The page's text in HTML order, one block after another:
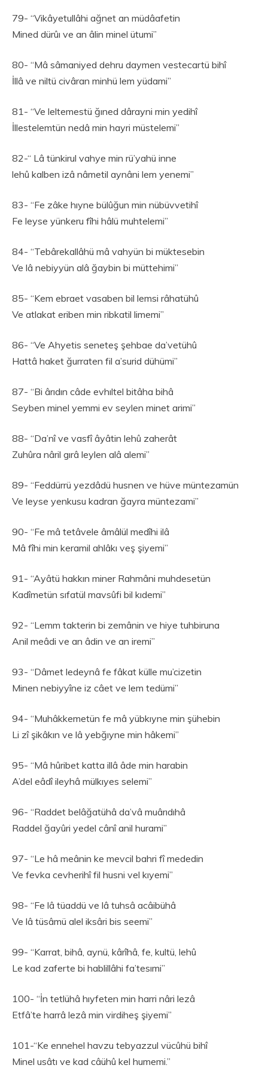
79- “Vikâyetullâhi ağnet an müdâafetin
Mined dürûı ve an âlin minel ütumi”
80- “Mâ sâmaniyed dehru daymen vestecartü bihî
İllâ ve niltü civâran minhü lem yüdami”
81- “Ve leltemestü ğıned dârayni min yedihî
İllestelemtün nedâ min hayri müstelemi”
82-“ Lâ tünkirul vahye min rü’yahü inne
lehû kalben izâ nâmetil aynâni lem yenemi”
83- “Fe zâke hıyne bülûğun min nübüvvetihî
Fe leyse yünkeru fîhi hâlü muhtelemi”
84- “Tebârekallâhü mâ vahyün bi müktesebin
Ve lâ nebiyyün alâ ğaybin bi müttehimi”
85- “Kem ebraet vasaben bil lemsi râhatühû
Ve atlakat eriben min ribkatil limemi”
86- “Ve Ahyetis seneteş şehbae da’vetühû
Hattâ haket ğurraten fil a’surid dühümi”
87- “Bi ârıdın câde evhıltel bitâha bihâ
Seyben minel yemmi ev seylen minet arimi”
88- “Da’nî ve vasfî âyâtin lehû zaherât
Zuhûra nâril gırâ leylen alâ alemi”
89- “Feddürrü yezdâdü husnen ve hüve müntezamün
Ve leyse yenkusu kadran ğayra müntezami”
90- “Fe mâ tetâvele âmâlül medîhi ilâ
Mâ fîhi min keramil ahlâkı veş şiyemi”
91- “Ayâtü hakkın miner Rahmâni muhdesetün
Kadîmetün sıfatül mavsûfi bil kıdemi”
92- “Lemm takterin bi zemânin ve hiye tuhbiruna
Anil meâdi ve an âdin ve an iremi”
93- “Dâmet ledeynâ fe fâkat külle mu’cizetin
Minen nebiyyîne iz câet ve lem tedümi”
94- “Muhâkkemetün fe mâ yübkıyne min şühebin
Li zî şikâkın ve lâ yebğıyne min hâkemi”
95- “Mâ hûribet katta illâ âde min harabin
A’del eâdî ileyhâ mülkıyes selemi”
96- “Raddet belâğatühâ da’vâ muârıdıhâ
Raddel ğayûri yedel cânî anil hurami”
97- “Le hâ meânin ke mevcil bahri fî mededin
Ve fevka cevherihî fil husni vel kıyemi”
98- “Fe lâ tüaddü ve lâ tuhsâ acâibühâ
Ve lâ tüsâmü alel iksâri bis seemi”
99- “Karrat, bihâ, aynü, kârîhâ, fe, kultü, lehû
Le kad zaferte bi hablillâhi fa’tesımi”
100- “İn tetlühâ hıyfeten min harri nâri lezâ
Etfâ’te harrâ lezâ min virdiheş şiyemi”
101-“Ke ennehel havzu tebyazzul vücûhü bihî
Minel usâtı ve kad câühû kel humemi.”